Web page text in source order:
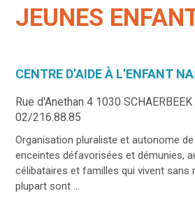
JEUNES
CENTRE D’AIDE À L’ENFANT
Rue d'Anethan 4 1030 SCHAERBEEK
02/216.88.85
Organisation pluraliste et autonome
enceintes défavorisées et démunies,
célibataires et familles qui vivent sans
plupart sont ...